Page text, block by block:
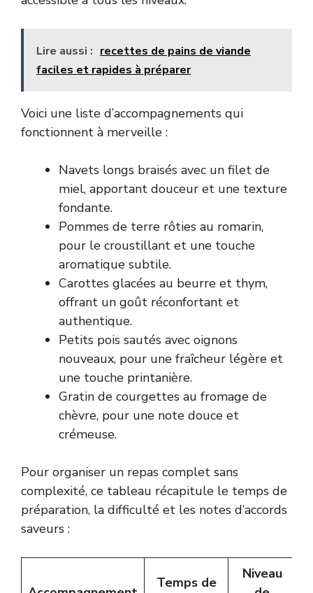
Lire aussi : recettes de pains de viande
faciles et rapides à préparer
Voici une liste d’accompagnements qui
fonctionnent à merveille :
Navets longs braisés avec un filet de
miel, apportant douceur et une texture
fondante.
Pommes de terre rôties au romarin,
pour le croustillant et une touche
aromatique subtile.
Carottes glacées au beurre et thym,
offrant un goût réconfortant et
authentique.
Petits pois sautés avec oignons
nouveaux, pour une fraîcheur légère et
une touche printanière.
Gratin de courgettes au fromage de
chèvre, pour une note douce et
crémeuse.
Pour organiser un repas complet sans
complexité, ce tableau récapitule le temps de
préparation, la difficulté et les notes d’accords
saveurs :
Temps de
Niveau